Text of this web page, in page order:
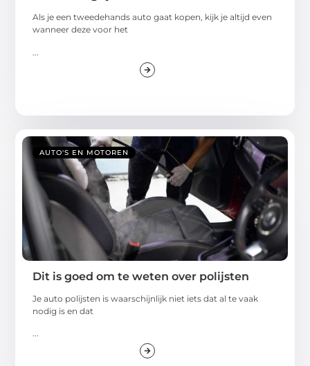
Als je een tweedehands auto gaat kopen, kijk je altijd even
wanneer deze voor het
AUTO'S EN MOTOREN
Dit is goed om te weten over polijsten
Je auto polijsten is waarschijnlijk niet iets dat al te vaak
nodig is en dat
...